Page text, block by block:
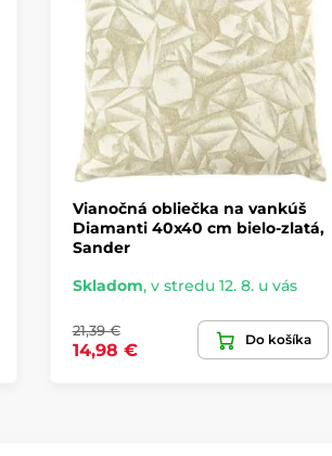
Vianočná obliečka na vankúš
Diamanti 40x40 cm bielo-zlatá,
Sander
Skladom, v stredu 12. 8. u vás
21,39 €
14,98 €
Do košíka